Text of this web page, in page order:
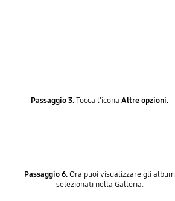
Passaggio 3.Tocca l'iconaAltre opzioni.
Passaggio 6.Ora puoi visualizzare gli album
selezionati nella Galleria.